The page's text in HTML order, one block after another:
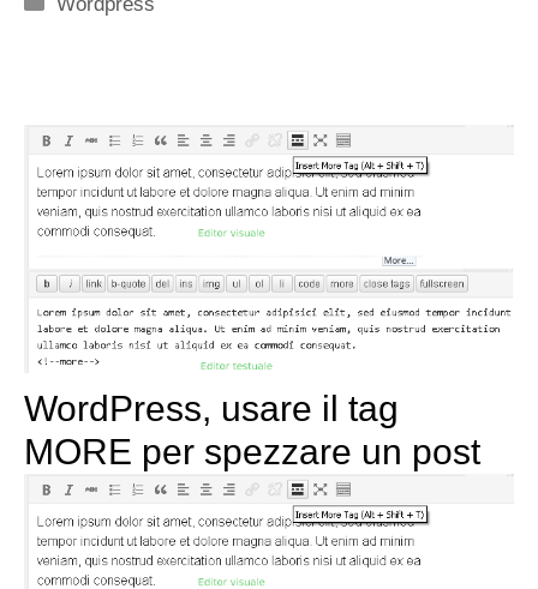
WordPress, usare il tag
MORE per spezzare un post